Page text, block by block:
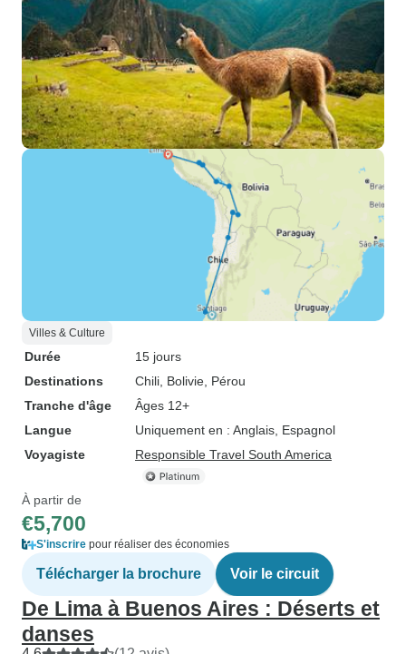
Villes & Culture
Durée
15 jours
Destinations
Chili , Bolivie , Pérou
Tranche d'âge
Âges 12+
Langue
Uniquement en : Anglais, Espagnol
Voyagiste
Responsible Travel South America
À partir de
€5,700
S'inscrire pour réaliser des économies
Télécharger la brochure Voir le circuit
De Lima à Buenos Aires : Déserts et
danses